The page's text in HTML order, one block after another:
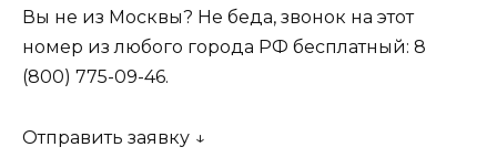
Вы не из Москвы? Не беда, звонок на этот
номер из любого города РФ бесплатный: 8
(800) 775-09-46.
Отправить заявку ↓